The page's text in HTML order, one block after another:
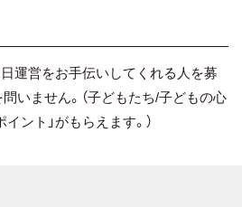
日運営をお手伝いしてくれる人を募
いません。（子どもたち/子どもの心
ント」がもらえます。）